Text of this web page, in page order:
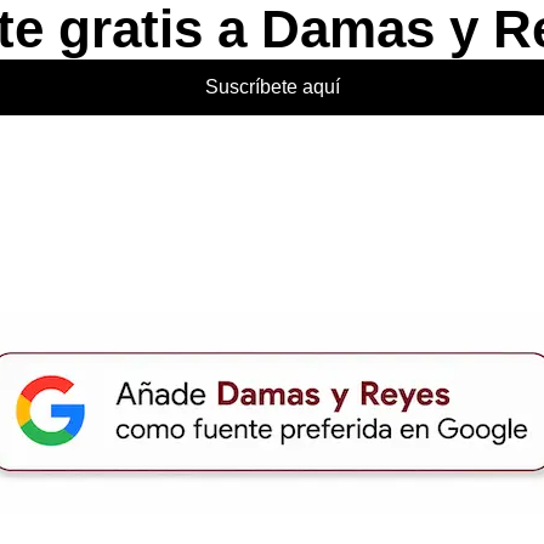
gratis a Damas y
Suscríbete aquí